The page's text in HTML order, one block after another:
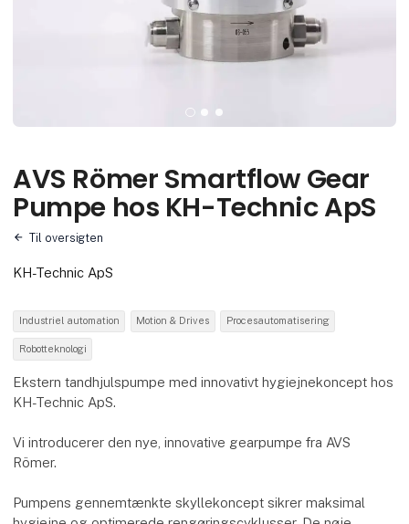
AVS Römer Smartflow Gear
Pumpe hos KH-Technic ApS
Til oversigten
KH-Technic ApS
Industriel automation Motion & Drives Procesautomatisering
Robotteknologi
Ekstern tandhjulspumpe med innovativt hygiejnekoncept hos
KH-Technic ApS.
Vi introducerer den nye, innovative gearpumpe fra AVS
Römer.
Pumpens gennemtænkte skyllekoncept sikrer maksimal